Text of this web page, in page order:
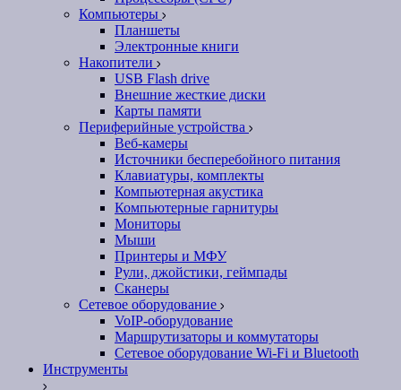
Компьютеры
Планшеты
Электронные книги
Накопители
USB Flash drive
Внешние жесткие диски
Карты памяти
Периферийные устройства
Веб-камеры
Источники бесперебойного питания
Клавиатуры, комплекты
Компьютерная акустика
Компьютерные гарнитуры
Мониторы
Мыши
Принтеры и МФУ
Рули, джойстики, геймпады
Сканеры
Сетевое оборудование
VoIP-оборудование
Маршрутизаторы и коммутаторы
Сетевое оборудование Wi-Fi и Bluetooth
Инструменты